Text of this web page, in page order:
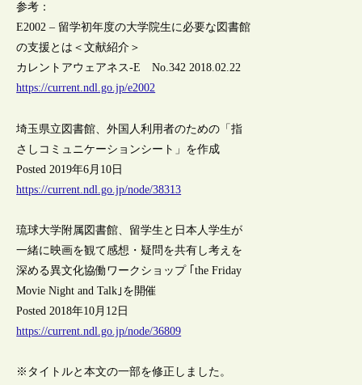
参考：
E2002 – 留学初年度の大学院生に必要な図書館
の支援とは＜文献紹介＞
カレントアウェアネス-E No.342 2018.02.22
https://current.ndl.go.jp/e2002
埼玉県立図書館、外国人利用者のための「指
さしコミュニケーションシート」を作成
Posted 2019年6月10日
https://current.ndl.go.jp/node/38313
琉球大学附属図書館、留学生と日本人学生が
一緒に映画を観て感想・疑問を共有し考えを
深める異文化協働ワークショップ ｢the Friday
Movie Night and Talk｣を開催
Posted 2018年10月12日
https://current.ndl.go.jp/node/36809
※タイトルと本文の一部を修正しました。